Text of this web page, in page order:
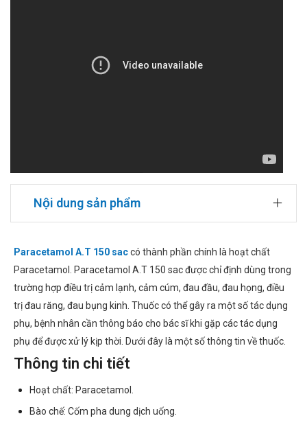
Nội dung sản phẩm
Paracetamol A.T 150 saccó thành phần chính là hoạt chất
Paracetamol. Paracetamol A.T 150 sac được chỉ định dùng trong
trường hợp điều trị cảm lạnh, cảm cúm, đau đầu, đau họng, điều
trị đau răng, đau bụng kinh. Thuốc có thể gây ra một số tác dụng
phụ, bệnh nhân cần thông báo cho bác sĩ khi gặp các tác dụng
phụ để được xử lý kịp thời. Dưới đây là một số thông tin về thuốc.
Thông tin chi tiết
Hoạt chất: Paracetamol.
Bào chế: Cốm pha dung dịch uống.